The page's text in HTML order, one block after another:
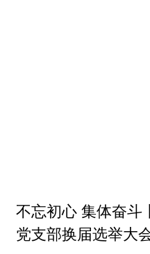
不忘初心 集体奋斗
党支部换届选举大